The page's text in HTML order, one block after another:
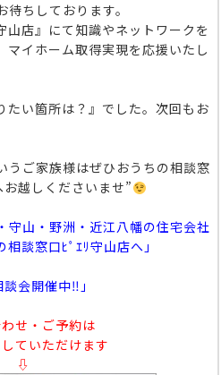
ちしております。
山店』にて知識やネットワークを
イホーム取得実現を応援いたし
たい箇所は？』でした。次回もお
うご家族様はぜひおうちの相談窓
越しくださいませ”
守山・野洲・近江八幡の住宅会社
談窓口ﾋﾟｴﾘ守山店へ」
談会開催中‼」
せ・ご予約は
ていただけます
⇩